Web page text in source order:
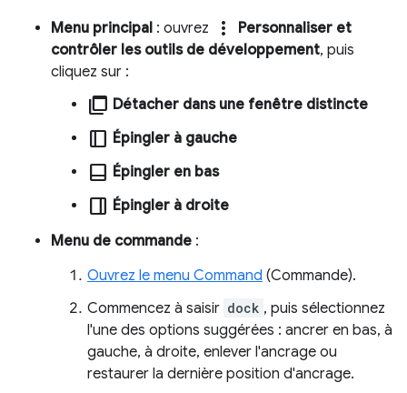
Menu principal : ouvrez more_vert
Personnaliser et
contrôler les outils de développement, puis
cliquez sur :
ad_group Détacher dans une fenêtre distincte
dock_to_right Épingler à gauche
dock_to_bottom Épingler en bas
dock_to_left Épingler à droite
Menu de commande :
Ouvrez le menu Command (Commande).
Commencez à saisir dock , puis sélectionnez
l'une des options suggérées : ancrer en bas, à
gauche, à droite, enlever l'ancrage ou
restaurer la dernière position d'ancrage.